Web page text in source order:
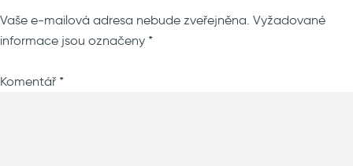
Vaše e-mailová adresa nebude zveřejněna. Vyžadované
informace jsou označeny *
Komentář *